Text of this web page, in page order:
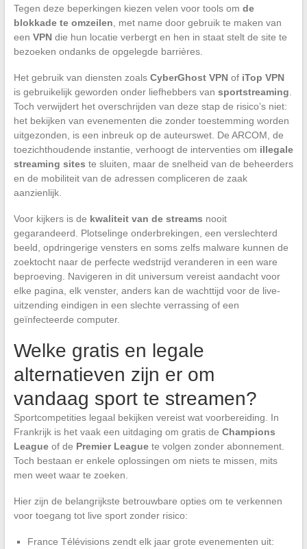
Tegen deze beperkingen kiezen velen voor tools om de
blokkade te omzeilen , met name door gebruik te maken van
een VPNdie hun locatie verbergt en hen in staat stelt de site te
bezoeken ondanks de opgelegde barrières.
Het gebruik van diensten zoals CyberGhost VPNof iTop VPN
is gebruikelijk geworden onder liefhebbers van sportstreaming
Toch verwijdert het overschrijden van deze stap de risico’s niet:
het bekijken van evenementen die zonder toestemming worden
uitgezonden, is een inbreuk op de auteurswet. De ARCOM, de
toezichthoudende instantie, verhoogt de interventies om illegale
streaming sites te sluiten, maar de snelheid van de beheerders
en de mobiliteit van de adressen compliceren de zaak
aanzienlijk.
Voor kijkers is de kwaliteit van de streams nooit
gegarandeerd. Plotselinge onderbrekingen, een verslechterd
beeld, opdringerige vensters en soms zelfs malware kunnen de
zoektocht naar de perfecte wedstrijd veranderen in een ware
beproeving. Navigeren in dit universum vereist aandacht voor
elke pagina, elk venster, anders kan de wachttijd voor de live-
uitzending eindigen in een slechte verrassing of een
geïnfecteerde computer.
Welke gratis en legale
alternatieven zijn er om
vandaag sport te streamen?
Sportcompetities legaal bekijken vereist wat voorbereiding. In
Frankrijk is het vaak een uitdaging om gratis de Champions
Leagueof de Premier Leaguete volgen zonder abonnement.
Toch bestaan er enkele oplossingen om niets te missen, mits
men weet waar te zoeken.
Hier zijn de belangrijkste betrouwbare opties om te verkennen
voor toegang tot live sport zonder risico:
France Télévisions zendt elk jaar grote evenementen uit: